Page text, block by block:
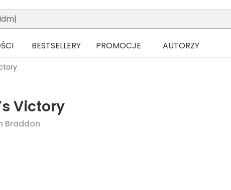
BESTSELLERY PROMOCJE AUTORZY
Victory
Braddon